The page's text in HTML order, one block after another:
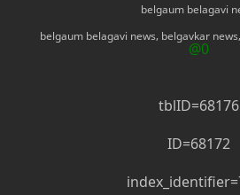
belgaum belagavi
belgaum belagavi news, belgavkar
@0
tblID=68176
ID=68172